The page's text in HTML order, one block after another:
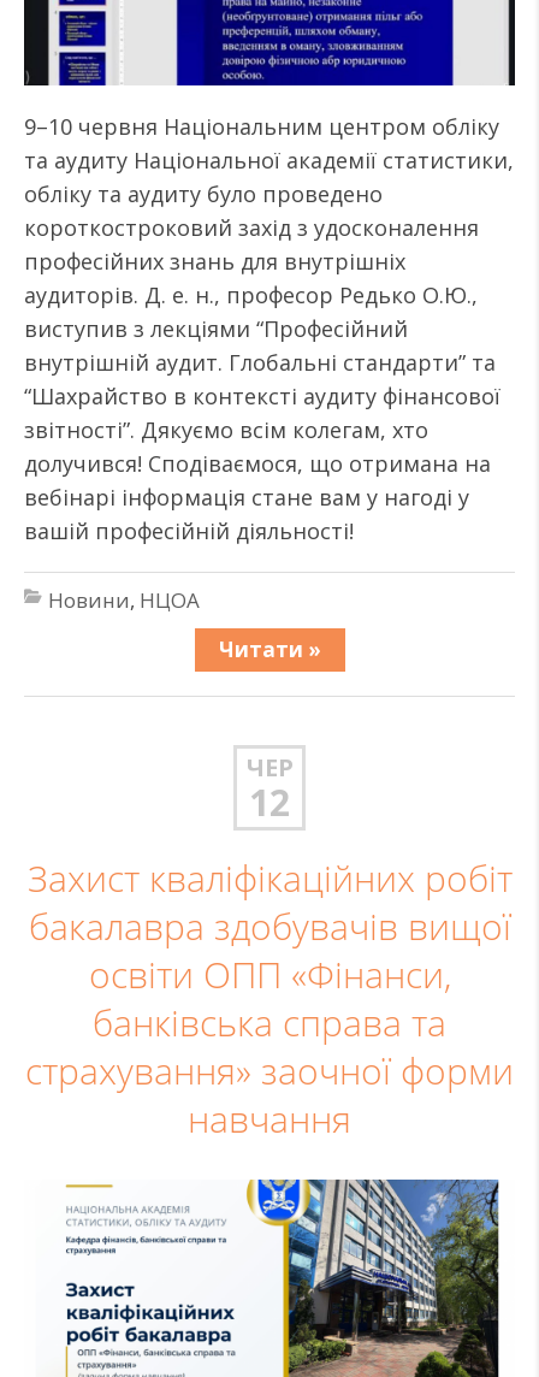
9–10 червня Національним центром обліку
та аудиту Національної академії статистики,
обліку та аудиту було проведено
короткостроковий захід з удосконалення
професійних знань для внутрішніх
аудиторів. Д. е. н., професор Редько О.Ю.,
виступив з лекціями “Професійний
внутрішній аудит. Глобальні стандарти” та
“Шахрайство в контексті аудиту фінансової
звітності”. Дякуємо всім колегам, хто
долучився! Сподіваємося, що отримана на
вебінарі інформація стане вам у нагоді у
вашій професійній діяльності!
Новини, НЦОА
Читати »
ЧЕР
12
Захист кваліфікаційних робіт
бакалавра здобувачів вищої
освіти ОПП «Фінанси,
банківська справа та
страхування» заочної форми
навчання